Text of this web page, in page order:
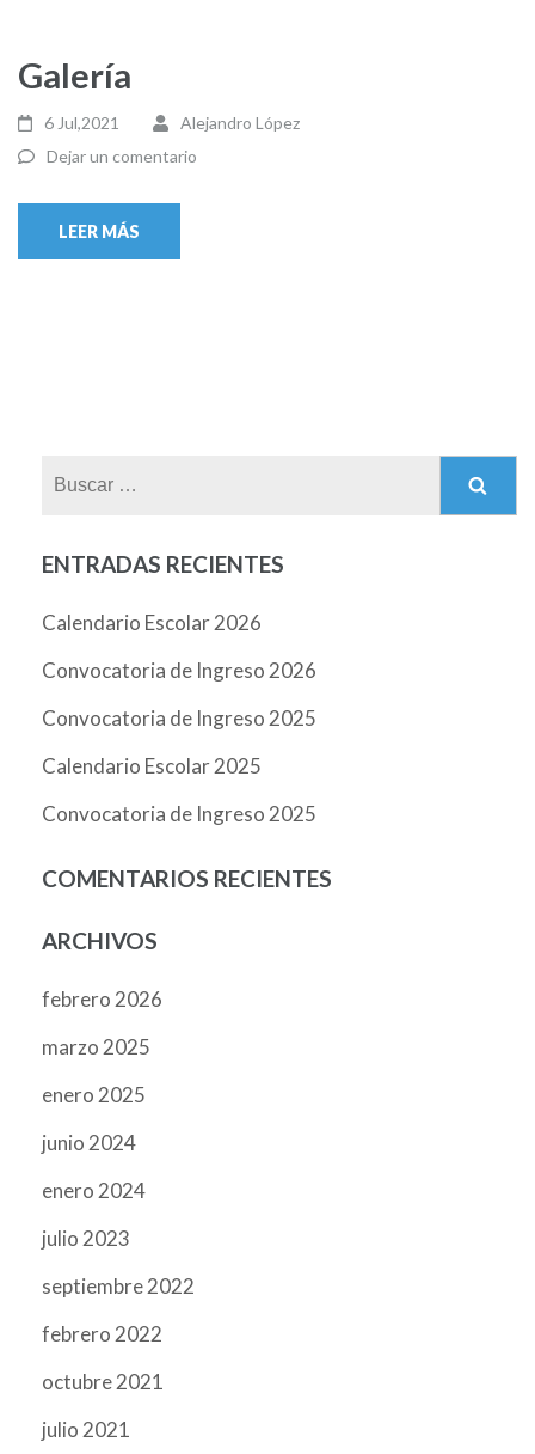
Galería
6 Jul,2021
Alejandro López
Dejar un comentario
LEER MÁS
ENTRADAS RECIENTES
Calendario Escolar 2026
Convocatoria de Ingreso 2026
Convocatoria de Ingreso 2025
Calendario Escolar 2025
Convocatoria de Ingreso 2025
COMENTARIOS RECIENTES
ARCHIVOS
febrero 2026
marzo 2025
enero 2025
junio 2024
enero 2024
julio 2023
septiembre 2022
febrero 2022
octubre 2021
julio 2021